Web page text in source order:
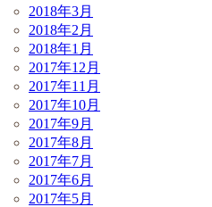
2018年3月
2018年2月
2018年1月
2017年12月
2017年11月
2017年10月
2017年9月
2017年8月
2017年7月
2017年6月
2017年5月